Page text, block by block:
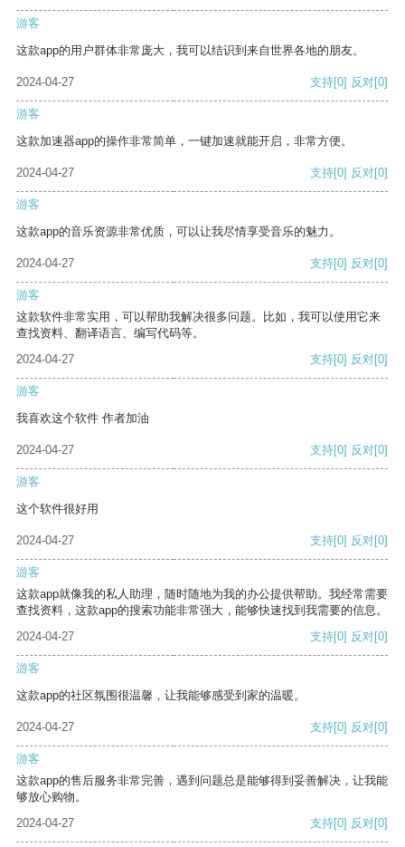
游客
这款app的用户群体非常庞大，我可以结识到来自世界各地的朋友。
2024-04-27 支持[0] 反对[0]
游客
这款加速器app的操作非常简单，一键加速就能开启，非常方便。
2024-04-27 支持[0] 反对[0]
游客
这款app的音乐资源非常优质，可以让我尽情享受音乐的魅力。
2024-04-27 支持[0] 反对[0]
游客
这款软件非常实用，可以帮助我解决很多问题。比如，我可以使用它来
查找资料、翻译语言、编写代码等。
2024-04-27
支持[0] 反对[0]
游客
我喜欢这个软件 作者加油
2024-04-27 支持[0] 反对[0]
游客
这个软件很好用
2024-04-27 支持[0] 反对[0]
游客
这款app就像我的私人助理，随时随地为我的办公提供帮助。我经常需要
查找资料，这款app的搜索功能非常强大，能够快速找到我需要的信息。
2024-04-27
支持[0] 反对[0]
游客
这款app的社区氛围很温馨，让我能够感受到家的温暖。
2024-04-27 支持[0] 反对[0]
游客
这款app的售后服务非常完善，遇到问题总是能够得到妥善解决，让我能
够放心购物。
2024-04-27
支持[0] 反对[0]